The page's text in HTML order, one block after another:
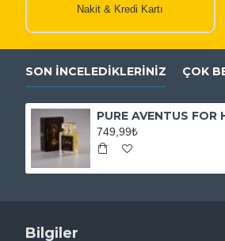
Nakit & Kredi Kartı
SON İNCELEDIKLERINIZ ÇOK
PURE AVENTUS FOR
749,99₺
Bilgiler